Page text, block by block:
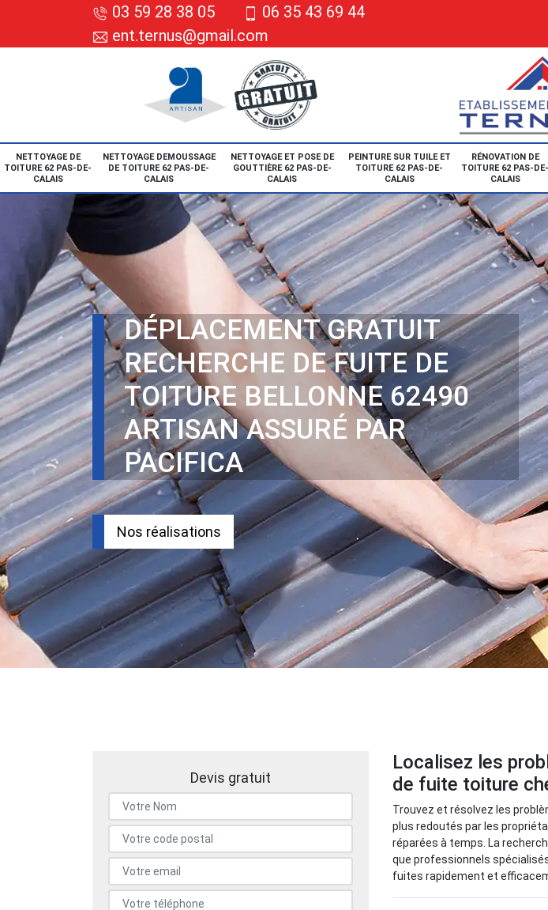
03 59 28 38 05
06 35 43 69 44
ent.ternus@gmail.com
NETTOYAGE DE
TOITURE 62 PAS-DE-
CALAIS
NETTOYAGE DEMOUSSAGE
DE TOITURE 62 PAS-DE-
CALAIS
NETTOYAGE ET POSE DE
GOUTTIÈRE 62 PAS-DE-
CALAIS
PEINTURE SUR TUILE ET
TOITURE 62 PAS-DE-
CALAIS
RÉNOVATION DE
TOITURE 62 PAS-DE-
CALAIS
DÉPLACEMENT GRATUIT
RECHERCHE DE FUITE DE
TOITURE BELLONNE 62490
ARTISAN ASSURÉ PAR
PACIFICA
Nos réalisations
Devis gratuit
Localisez les
de fuite toiture
Trouvez et résolvez les
plus redoutés par les
réparées à temps. La
que professionnels
fuites rapidement et